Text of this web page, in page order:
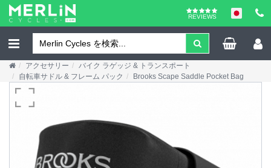
REVIEWS
アクセサリー
バイク ラゲッジ & トランスポート
自転車サドル & フレーム パック
Brooks Scape Saddle Pocket Bag